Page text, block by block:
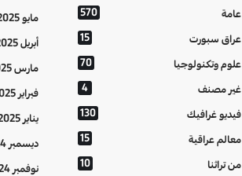
عامة 570
عراق سبورت 15
علوم وتكنولوجيا 70
غير مصنف 4
فيديو غرافيك 130
معالم عراقية 15
من تراثنا 10
مايو 2025
أبريل 2025
مارس 2025
فبراير 2025
يناير 2025
ديسمبر 2024
نوفمبر 2024